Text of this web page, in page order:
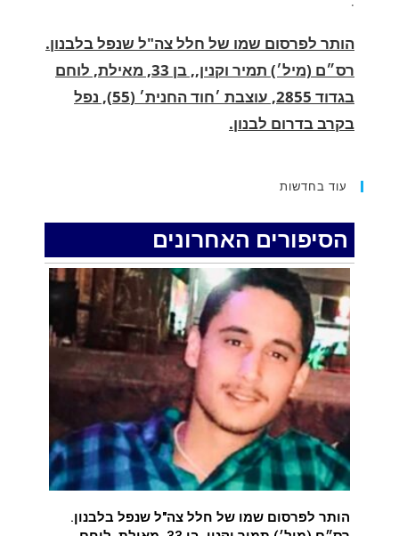
בגדוד 2855, עוצבת ׳חוד החנית׳ (55), נפל
בקרב בדרום לבנון.
.
החופשה המשפחתית שהפכה למסע גניבות:
ילדיהם יצאו למסע גניבות באילת.
האדמה רועדת- סדרת רעידות אדמה בחצי האי
סיני
רעידת אדמה הורגשה באילת
איציק נועם מייסד מקומו ערב ערב נפטר
עוד בחדשות
הסיפורים האחרונים
הותר לפרסום שמו של חלל צה"ל שנפל בלבנון.